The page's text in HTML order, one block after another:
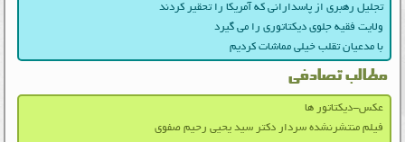
تجلیل رهبری از پاسدارانی که آمریکا را تحقیر کردند
ولایت فقیه جلوی دیکتاتوری را می گیرد
با مدعیان تقلب خیلی مماشات کردیم
مطالب تصادفی
عکس-دیکتاتور ها
فیلم منتشرنشده سردار دکتر سید یحیی رحیم صفوی